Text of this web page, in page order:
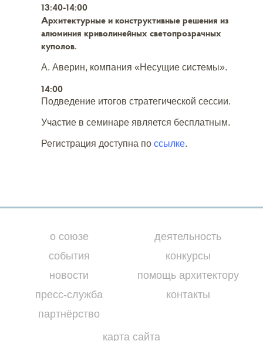
13:40-14:00
Архитектурные и конструктивные решения из
алюминия криволинейных светопрозрачных
куполов.
А. Аверин, компания «Несущие системы».
14:00
Подведение итогов стратегической сессии.
Участие в семинаре является бесплатным.
Регистрация доступна по ссылке.
о союзе
события
новости
пресс-служба
партнёрство
деятельность
конкурсы
помощь архитектору
контакты
карта сайта